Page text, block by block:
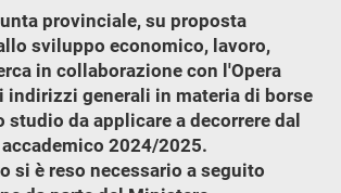
provinciale, su proposta
sviluppo economico, lavoro,
in collaborazione con l'Opera
indirizzi generali in materia di borse
da applicare a decorrere dal
2024/2025.
si è reso necessario a seguito